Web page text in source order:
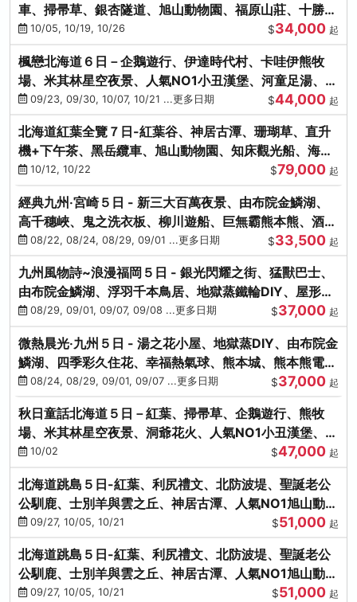
車、掃帚草、銀杏隧道、旭山動物園、福原山莊、十勝牧
場、冰的美術館
10/05, 10/19, 10/26 $34,000 起
楓戀北海道６日－企鵝遊行、伊達時代村、卡哇伊熊牧
場、米其林星空夜景、人氣NO1小丑漢堡、河童足湯、奇
幻燈遊步道、洞爺花火
09/23, 09/30, 10/07, 10/21 ...更多日期 $44,000 起
北海道紅葉全覽７日-紅葉谷、神居古潭、珊瑚草、直升
機+下午茶、黑岳纜車、旭山動物園、知床觀光船、海膽
涮涮鍋(不進免稅店)
10/12, 10/22 $79,000 起
經典九州‧宮崎５日 - 新三大百萬夜景、由布院金鱗湖、
高千穗峽、鬼之洗衣板、柳川遊船、巨無霸熊本熊、酒造
見學試飲
08/22, 08/24, 08/29, 09/01 ...更多日期 $33,500 起
九州風物詩~浪漫福岡５日 - 銀光閃耀之街、猛獸巴士、
由布院金鱗湖、浮羽千本鳥居、地獄蒸鐵輪DIY、屋形船
晚宴、鸕鶿捕魚
08/29, 09/01, 09/07, 09/08 ...更多日期 $37,000 起
微熱晨光‧九州５日 - 湯之花小屋、地獄蒸DIY、由布院金
鱗湖、四季彩久住花、幸福熱氣球、熊本城、熊本熊電
鐵、螃蟹吃到飽
08/24, 08/29, 09/01, 09/07 ...更多日期 $37,000 起
秋日童話北海道５日－紅葉、掃帚草、企鵝遊行、熊牧
場、米其林星空夜景、洞爺花火、人氣NO1小丑漢堡、螃
蟹放題(千/函)
10/02 $47,000 起
北海道跳島５日-紅葉、利尻禮文、北防波堤、聖誕老公
公馴鹿、士別羊與雲之丘、神居古潭、人氣NO1旭山動物
園、海膽涮涮鍋
09/27, 10/05, 10/21 $51,000 起
北海道跳島５日-紅葉、利尻禮文、北防波堤、聖誕老公
公馴鹿、士別羊與雲之丘、神居古潭、人氣NO1旭山動物
園、海膽涮涮鍋
09/27, 10/05, 10/21 $51,000 起